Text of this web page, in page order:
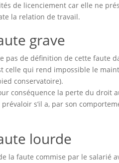
de licenciement car elle ne
la relation de travail.
grave
pas de définition de cette faute
celle qui rend impossible le
conservatoire).
conséquence la perte du droit
prévaloir s’il a, par son
lourde
la faute commise par le salarié